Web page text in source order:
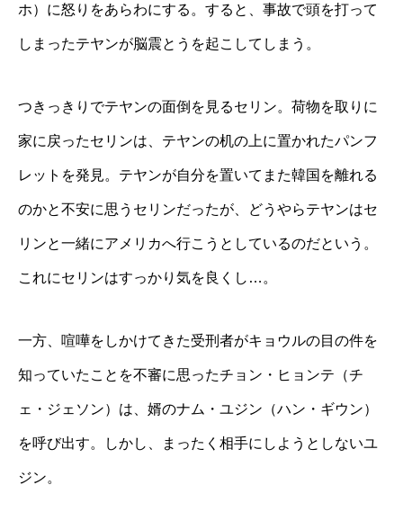
ホ）に怒りをあらわにする。すると、事故で頭を打って
しまったテヤンが脳震とうを起こしてしまう。
つきっきりでテヤンの面倒を見るセリン。荷物を取りに
家に戻ったセリンは、テヤンの机の上に置かれたパンフ
レットを発見。テヤンが自分を置いてまた韓国を離れる
のかと不安に思うセリンだったが、どうやらテヤンはセ
リンと一緒にアメリカへ行こうとしているのだという。
これにセリンはすっかり気を良くし…。
一方、喧嘩をしかけてきた受刑者がキョウルの目の件を
知っていたことを不審に思ったチョン・ヒョンテ（チ
ェ・ジェソン）は、婿のナム・ユジン（ハン・ギウン）
を呼び出す。しかし、まったく相手にしようとしないユ
ジン。